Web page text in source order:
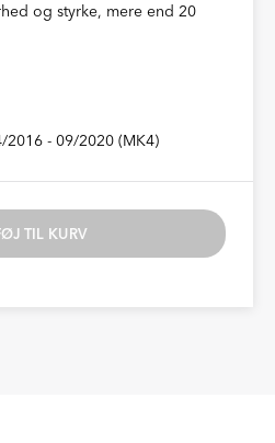
og styrke, mere end 20
2016 - 09/2020 (MK4)
TIL KURV